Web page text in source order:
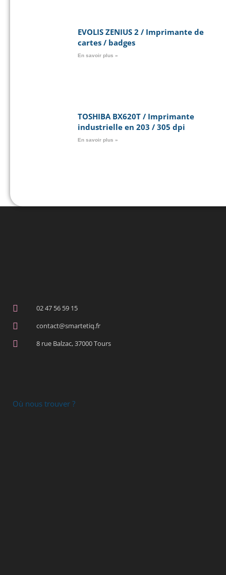
EVOLIS ZENIUS 2 / Imprimante de
cartes / badges
En savoir plus »
TOSHIBA BX620T / Imprimante
industrielle en 203 / 305 dpi
En savoir plus »
02 47 56 59 15
contact@smartetiq.fr
8 rue Balzac, 37000 Tours
Où nous trouver ?